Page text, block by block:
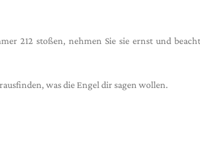
212 stoßen, nehmen Sie sie ernst und
was die Engel dir sagen wollen.